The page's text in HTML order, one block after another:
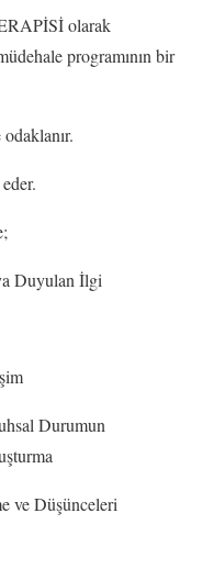
olarak
programının bir
Duyulan İlgi
Durumun
ve Düşünceleri